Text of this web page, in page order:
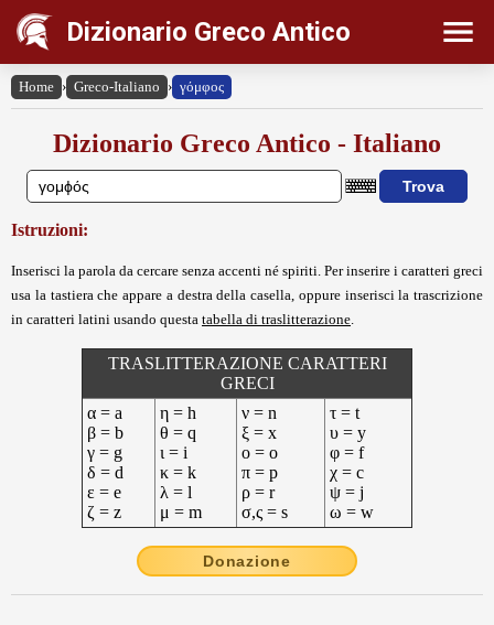
Dizionario Greco Antico
Home › Greco-Italiano › γόμφος
Dizionario Greco Antico - Italiano
Istruzioni:
Inserisci la parola da cercare senza accenti né spiriti. Per inserire i caratteri greci
usa la tastiera che appare a destra della casella, oppure inserisci la trascrizione
in caratteri latini usando questa tabella di traslitterazione
TRASLITTERAZIONE CARATTERI
GRECI
α = a
β = b
γ = g
δ = d
ε = e
ζ = z
η = h
θ = q
ι = i
κ = k
λ = l
μ = m
ν = n
ξ = x
ο = o
π = p
ρ = r
σ,ς = s
τ = t
υ = y
φ = f
χ = c
ψ = j
ω = w
Donazione